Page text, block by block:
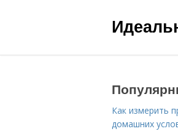
Как измерить
домашних